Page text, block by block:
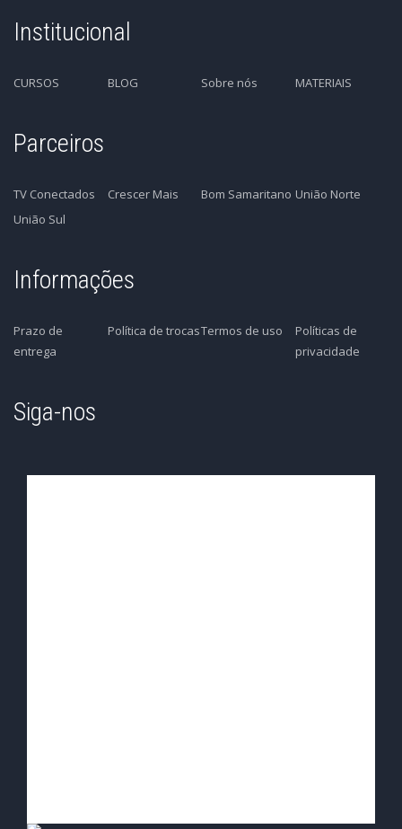
Institucional
CURSOS BLOG Sobre nós MATERIAIS
Parceiros
TV Conectados Crescer Mais Bom Samaritano União Norte
União Sul
Informações
Prazo de
entrega
Política de trocasTermos de uso
Políticas de
privacidade
Siga-nos